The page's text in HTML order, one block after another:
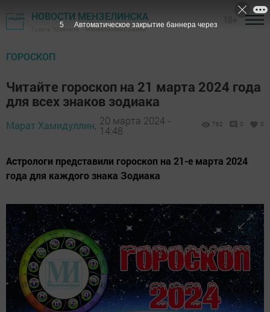
НОВОСТИ МЕНЗЕЛИНСКА
Газета "Мензеля" - Мензелинский район
ГОРОСКОП
Читайте гороскоп на 21 марта 2024 года
для всех знаков зодиака
Марат Хамидуллин, 20 марта 2024 -
14:48
762 0 0
Астрологи представили гороскоп на 21-е марта 2024
года для каждого знака Зодиака
4 Автоматическое закрытие баннера через